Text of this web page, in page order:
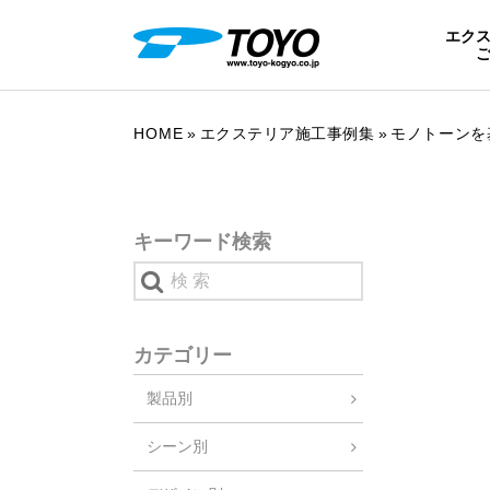
エク
HOME エクステリア施工事例集 モノトーン
キーワード検索
カテゴリー
製品別
シーン別